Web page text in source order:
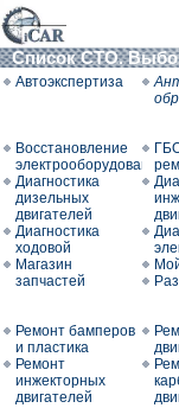
Список СТО.
Автоэкспертиза
Восстановление
электрооборудования
Диагностика
дизельных
двигателей
Диагностика
ходовой
Магазин
запчастей
Ремонт бамперов
и пластика
Ремонт
инжекторных
двигателей